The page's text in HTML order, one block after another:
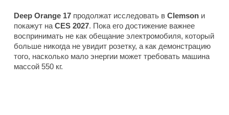
Deep Orange 17 продолжат исследовать в Clemson и
покажут на CES 2027. Пока его достижение важнее
воспринимать не как обещание электромобиля, который
больше никогда не увидит розетку, а как демонстрацию
того, насколько мало энергии может требовать машина
массой 550 кг.